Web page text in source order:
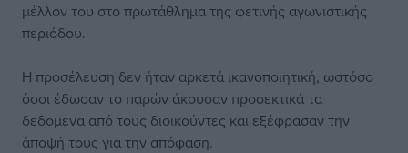
μέλλον του στο πρωτάθλημα της φετινής αγωνιστικής
περιόδου.
Η προσέλευση δεν ήταν αρκετά ικανοποιητική, ωστόσο
όσοι έδωσαν το παρών άκουσαν προσεκτικά τα
δεδομένα από τους διοικούντες και εξέφρασαν την
άποψή τους για την απόφαση.